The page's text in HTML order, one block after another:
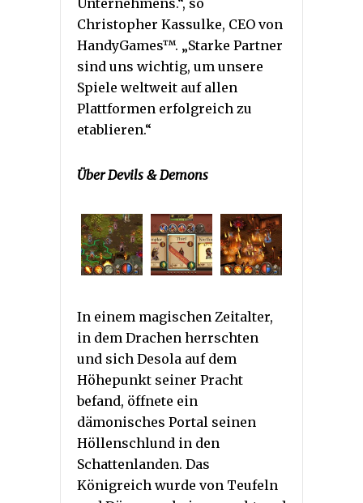
Christopher Kassulke, CEO von
HandyGames™. „Starke Partner
sind uns wichtig, um unsere
Spiele weltweit auf allen
Plattformen erfolgreich zu
etablieren.“
Über Devils & Demons
In einem magischen Zeitalter,
in dem Drachen herrschten
und sich Desola auf dem
Höhepunkt seiner Pracht
befand, öffnete ein
dämonisches Portal seinen
Höllenschlund in den
Schattenlanden. Das
Königreich wurde von Teufeln